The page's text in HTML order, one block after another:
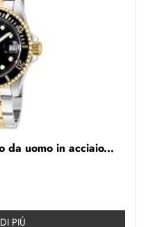
da uomo in acciaio...
PIÚ